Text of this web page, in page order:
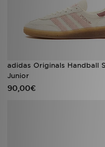
adidas Originals Handball
Junior
90,00€